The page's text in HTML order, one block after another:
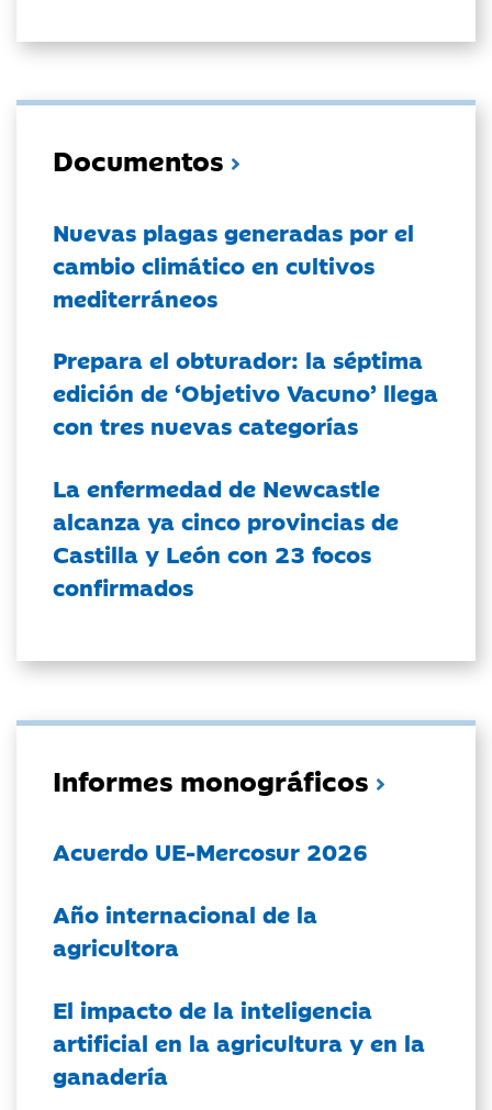
Documentos
Nuevas plagas generadas por el
cambio climático en cultivos
mediterráneos
Prepara el obturador: la séptima
edición de ‘Objetivo Vacuno’ llega
con tres nuevas categorías
La enfermedad de Newcastle
alcanza ya cinco provincias de
Castilla y León con 23 focos
confirmados
Informes monográficos
Acuerdo UE-Mercosur 2026
Año internacional de la
agricultora
El impacto de la inteligencia
artificial en la agricultura y en la
ganadería